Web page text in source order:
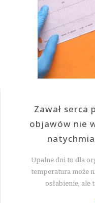
Zawał serca
objawów nie
Upalne dni to dla
temperatura może
osłabienie, ale